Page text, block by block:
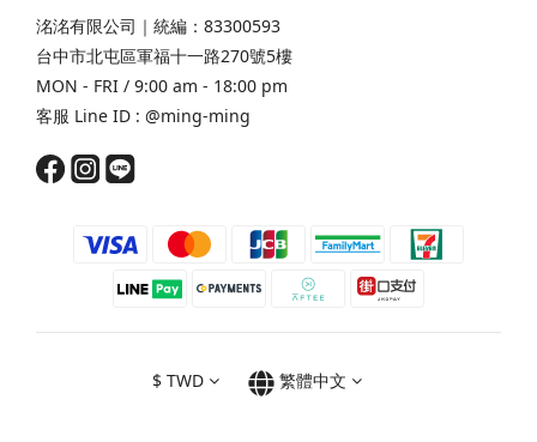
洺洺有限公司｜統編：83300593
台中市北屯區軍福十一路270號5樓
MON - FRI / 9:00 am - 18:00 pm
客服 Line ID : @ming-ming
$ TWD 繁體中文